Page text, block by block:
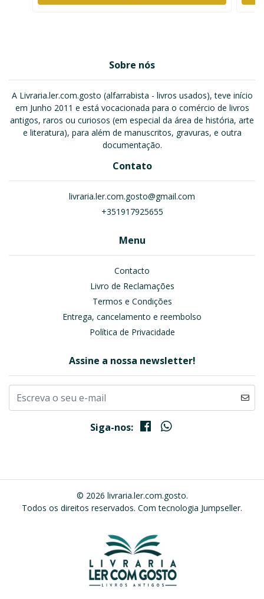
Sobre nós
A Livraria.ler.com.gosto (alfarrabista - livros usados), teve início
em Junho 2011 e está vocacionada para o comércio de livros
antigos, raros ou curiosos (em especial da área de história, arte
e literatura), para além de manuscritos, gravuras, e outra
documentação.
Contato
livraria.ler.com.gosto@gmail.com
+351917925655
Menu
Contacto
Livro de Reclamações
Termos e Condições
Entrega, cancelamento e reembolso
Política de Privacidade
Assine a nossa newsletter!
Siga-nos:
© 2026 livraria.ler.com.gosto.
Todos os direitos reservados. Com tecnologia Jumpseller.